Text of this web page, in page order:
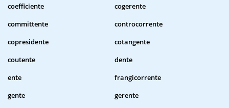
coefficiente
cogerente
committente
controcorrente
copresidente
cotangente
coutente
dente
ente
frangicorrente
gente
gerente